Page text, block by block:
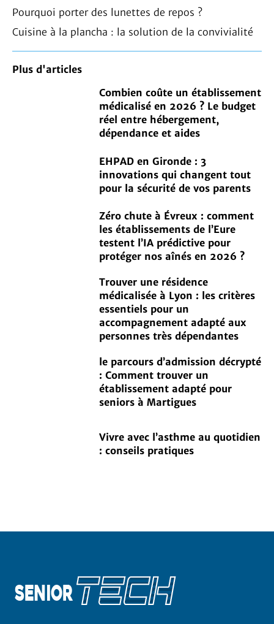
Pourquoi porter des lunettes de repos ?
Cuisine à la plancha : la solution de la convivialité
Plus d'articles
Combien coûte un établissement
médicalisé en 2026 ? Le budget
réel entre hébergement,
dépendance et aides
EHPAD en Gironde : 3
innovations qui changent tout
pour la sécurité de vos parents
Zéro chute à Évreux : comment
les établissements de l’Eure
testent l’IA prédictive pour
protéger nos aînés en 2026 ?
Trouver une résidence
médicalisée à Lyon : les critères
essentiels pour un
accompagnement adapté aux
personnes très dépendantes
le parcours d’admission décrypté
: Comment trouver un
établissement adapté pour
seniors à Martigues
Vivre avec l’asthme au quotidien
: conseils pratiques